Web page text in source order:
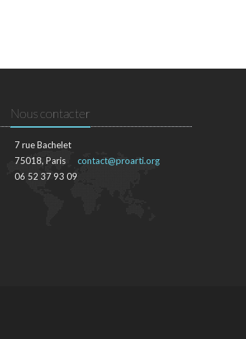
Nous contacter
7 rue Bachelet
75018, Paris
06 52 37 93 09
contact@proarti.org